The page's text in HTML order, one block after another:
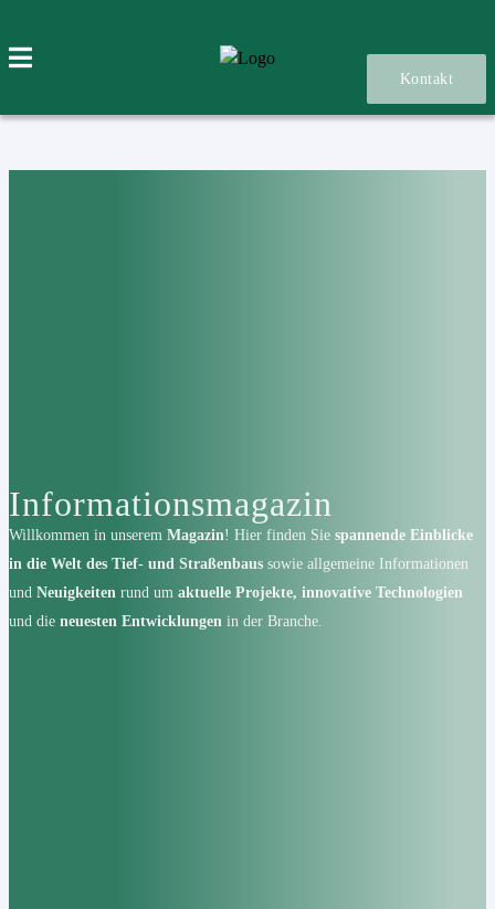
Kontakt
Informationsmagazin
Willkommen in unserem Magazin! Hier finden Sie spannende Einblicke
in die Welt des Tief- und Straßenbaus sowie allgemeine Informationen
und Neuigkeiten rund um aktuelle Projekte, innovative Technologien
und die neuesten Entwicklungen in der Branche.